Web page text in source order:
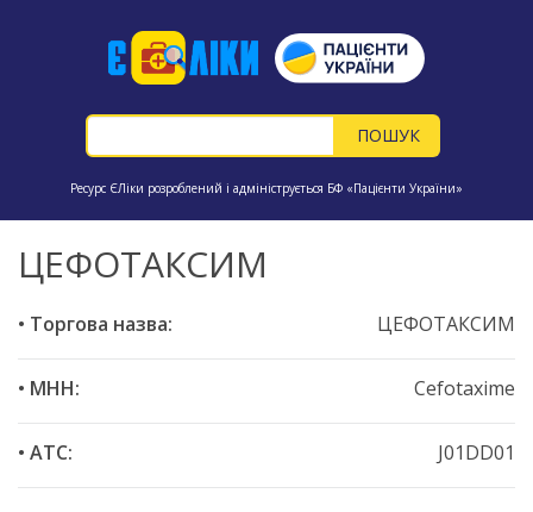
Ресурс ЄЛіки розроблений і адмініструється БФ «Пацієнти України»
ЦЕФОТАКСИМ
• Торгова назва: ЦЕФОТАКСИМ
• МНН: Cefotaxime
• ATC: J01DD01